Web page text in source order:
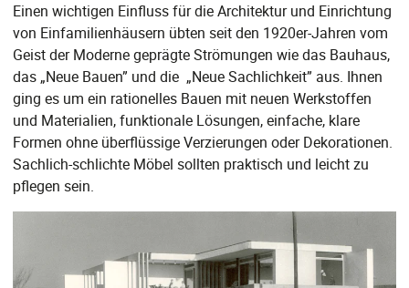
Einen wichtigen Einfluss für die Architektur und Einrichtung
von Einfamilienhäusern übten seit den 1920er-Jahren vom
Geist der Moderne geprägte Strömungen wie das Bauhaus,
das „Neue Bauen” und die „Neue Sachlichkeit” aus. Ihnen
ging es um ein rationelles Bauen mit neuen Werkstoffen
und Materialien, funktionale Lösungen, einfache, klare
Formen ohne überflüssige Verzierungen oder Dekorationen.
Sachlich-schlichte Möbel sollten praktisch und leicht zu
pflegen sein.